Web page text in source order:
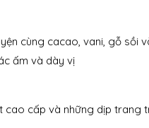
cùng cacao, vani, gỗ
ấm và dày vị
cao cấp và những dịp trang